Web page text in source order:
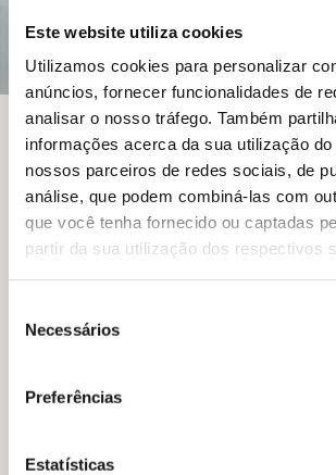
Este website utiliza cookies
Utilizamos cookies para personalizar
anúncios, fornecer funcionalidades de
analisar o nosso tráfego. Também
informações acerca da sua utilização
nossos parceiros de redes sociais, de
análise, que podem combiná-las com
que você tenha fornecido ou captadas
partir da sua utilização dos respectivos
Necessários
Preferências
Estatísticas
Portal e aplicativo
Com o Portal Edros e o app P+, é
acessar resoluções, acervos de
banco de questões do Enem e até
ainda conta com o AVA para
Conheça todos os nossos
tecnológicos